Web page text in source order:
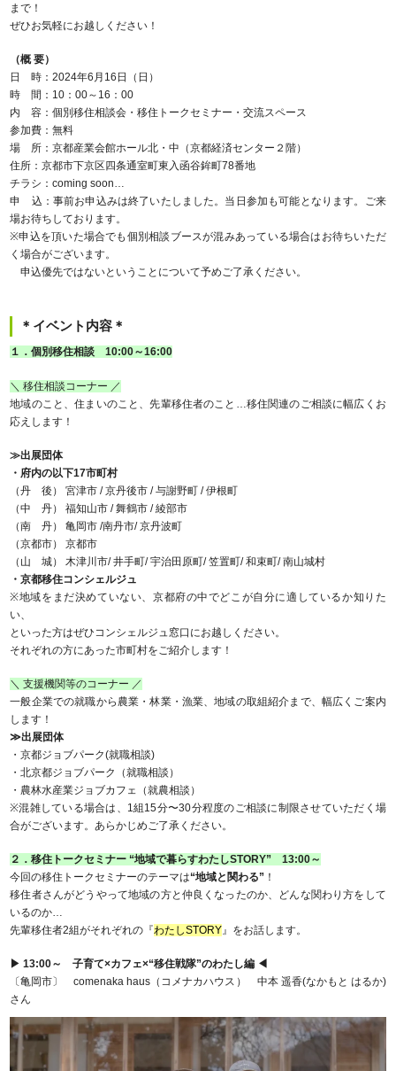
まで！
ぜひお気軽にお越しください！
（概 要）
日 時：2024年6月16日（日）
時 間：10：00～16：00
内 容：個別移住相談会・移住トークセミナー・交流スペース
参加費：無料
場 所：京都産業会館ホール北・中（京都経済センター２階）
住所：京都市下京区四条通室町東入函谷鉾町78番地
チラシ：coming soon…
申 込：事前お申込みは終了いたしました。当日参加も可能となります。ご来
場お待ちしております。
※申込を頂いた場合でも個別相談ブースが混みあっている場合はお待ちいただ
く場合がございます。
申込優先ではないということについて予めご了承ください。
＊イベント内容＊
１．個別移住相談 10:00～16:00
＼ 移住相談コーナー ／
地域のこと、住まいのこと、先輩移住者のこと…移住関連のご相談に幅広くお
応えします！
≫出展団体
・府内の以下17市町村
（丹 後） 宮津市 / 京丹後市 / 与謝野町 / 伊根町
（中 丹） 福知山市 / 舞鶴市 / 綾部市
（南 丹） 亀岡市 /南丹市/ 京丹波町
（京都市） 京都市
（山 城） 木津川市/ 井手町/ 宇治田原町/ 笠置町/ 和束町/ 南山城村
・京都移住コンシェルジュ
※地域をまだ決めていない、京都府の中でどこが自分に適しているか知りた
い、
といった方はぜひコンシェルジュ窓口にお越しください。
それぞれの方にあった市町村をご紹介します！
＼ 支援機関等のコーナー ／
一般企業での就職から農業・林業・漁業、地域の取組紹介まで、幅広くご案内
します！
≫出展団体
・京都ジョブパーク(就職相談)
・北京都ジョブパーク（就職相談）
・農林水産業ジョブカフェ（就農相談）
※混雑している場合は、1組15分〜30分程度のご相談に制限させていただく場
合がございます。あらかじめご了承ください。
２．移住トークセミナー “地域で暮らすわたしSTORY” 13:00～
今回の移住トークセミナーのテーマは“地域と関わる” ！
移住者さんがどうやって地域の方と仲良くなったのか、どんな関わり方をして
いるのか…
先輩移住者2組がそれぞれの『わたしSTORY』をお話します。
▶ 13:00～ 子育て×カフェ×“移住戦隊”のわたし編 ◀
〔亀岡市〕 comenaka haus（コメナカハウス） 中本 遥香(なかもと はるか)
さん